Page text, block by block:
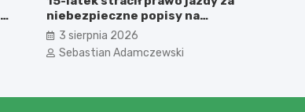
niebezpieczne popisy na
motorowerze
3 sierpnia 2026
Sebastian Adamczewski